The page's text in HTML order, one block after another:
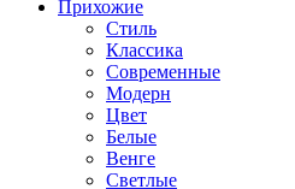
Прихожие
Стиль
Классика
Современные
Модерн
Цвет
Белые
Венге
Светлые